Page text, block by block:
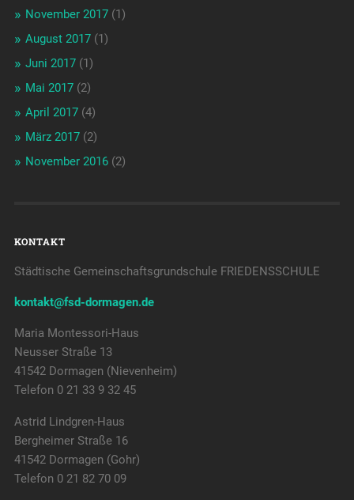
November 2017(1)
August 2017(1)
Juni 2017(1)
Mai 2017(2)
April 2017(4)
März 2017(2)
November 2016(2)
KONTAKT
Städtische Gemeinschaftsgrundschule FRIEDENSSCHULE
kontakt@fsd-dormagen.de
Maria Montessori-Haus
Neusser Straße 13
41542 Dormagen (Nievenheim)
Telefon 0 21 33 9 32 45
Astrid Lindgren-Haus
Bergheimer Straße 16
41542 Dormagen (Gohr)
Telefon 0 21 82 70 09